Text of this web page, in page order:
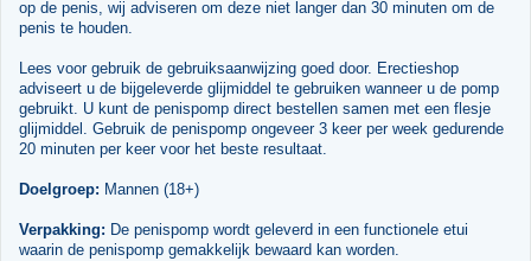
op de penis, wij adviseren om deze niet langer dan 30 minuten om de
penis te houden.
Lees voor gebruik de gebruiksaanwijzing goed door. Erectieshop
adviseert u de bijgeleverde glijmiddel te gebruiken wanneer u de pomp
gebruikt. U kunt de penispomp direct bestellen samen met een flesje
glijmiddel. Gebruik de penispomp ongeveer 3 keer per week gedurende
20 minuten per keer voor het beste resultaat.
Doelgroep: Mannen (18+)
Verpakking: De penispomp wordt geleverd in een functionele etui
waarin de penispomp gemakkelijk bewaard kan worden.